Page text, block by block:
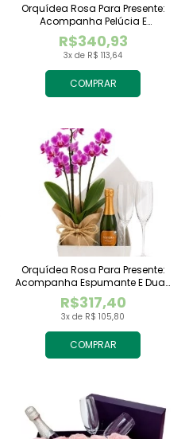
COMPRAR
3x de R$ 113,64
R$340,93
Orquídea Rosa Para Presente:
Acompanha Pelúcia E
Espumante
COMPRAR
3x de R$ 105,80
R$317,40
Orquídea Rosa Para Presente:
Acompanha Espumante E Duas
Taças